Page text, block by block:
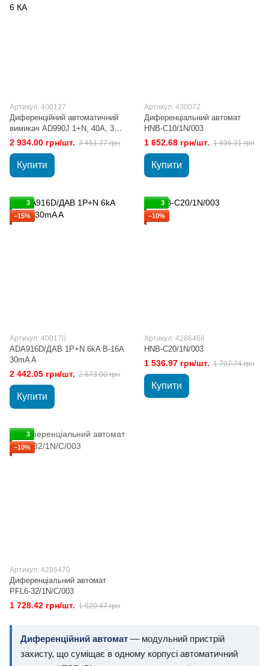
Диференційний автомат — модульний пристрій
захисту, що суміщає в одному корпусі автоматичний
Артикул: 400127
Диференційний автоматичний
вимикач AD990J 1+N, 40A, 30
mA, С, 6 КА
2 934.00 грн/шт. 3 451.77 грн
Купити
Артикул: 430072
Диференціальний автомат
HNB-C10/1N/003
1 652.68 грн/шт. 1 836.31 грн
Купити
3
−15%
Артикул: 400170
ADA916D/ДАВ 1P+N 6kA B-16A
30mA A
2 442.05 грн/шт. 2 873.00 грн
Купити
3
−10%
Артикул: 4286468
HNB-C20/1N/003
1 536.97 грн/шт. 1 707.74 грн
Купити
3
−10%
Артикул: 4286470
Диференціальний автомат
PFL6-32/1N/C/003
1 728.42 грн/шт. 1 920.47 грн